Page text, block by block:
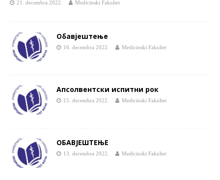
21. decembra 2022. Medicinski Fakultet
Обавјештење
16. decembra 2022. Medicinski Fakultet
Апсолвентски испитни рок
15. decembra 2022. Medicinski Fakultet
ОБАВЈЕШТЕЊЕ
13. decembra 2022. Medicinski Fakultet